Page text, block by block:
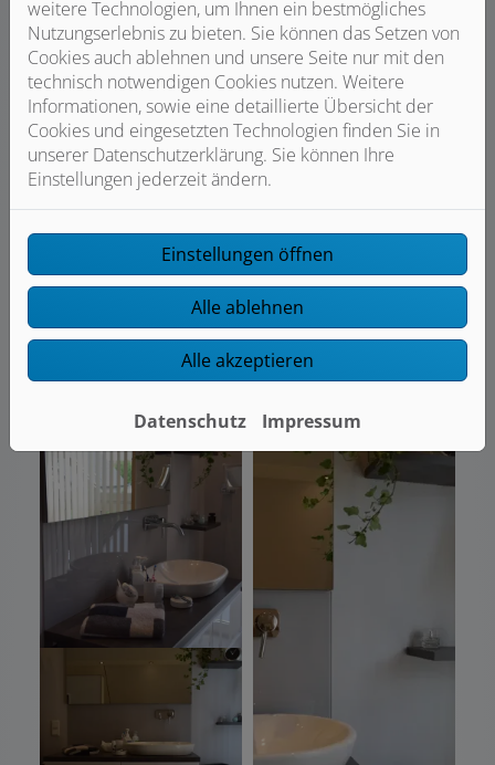
weitere Technologien, um Ihnen ein bestmögliches
Nutzungserlebnis zu bieten. Sie können das Setzen von
Cookies auch ablehnen und unsere Seite nur mit den
technisch notwendigen Cookies nutzen. Weitere
Informationen, sowie eine detaillierte Übersicht der
Cookies und eingesetzten Technologien finden Sie in
unserer Datenschutzerklärung. Sie können Ihre
Einstellungen jederzeit ändern.
Einstellungen öffnen
Alle ablehnen
Alle akzeptieren
Datenschutz Impressum